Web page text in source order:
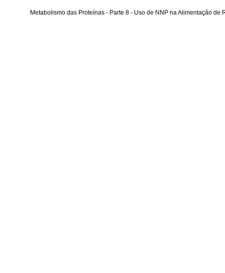
Metabolismo das Proteínas - Parte 8 - Uso de NNP na Alimentação de